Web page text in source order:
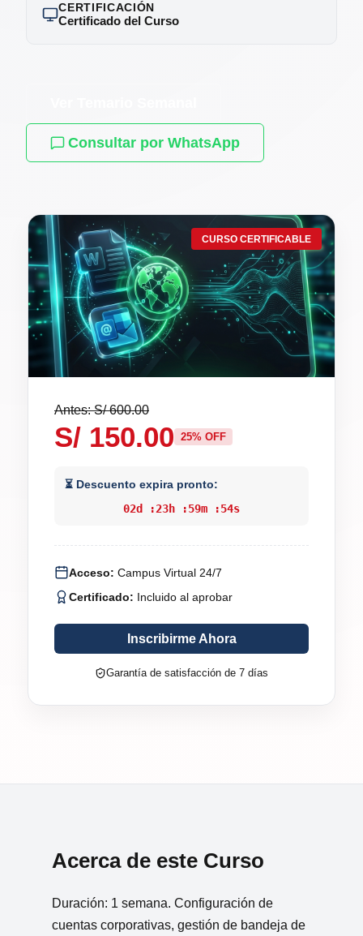
CERTIFICACIÓN
Certificado del Curso
Consultar por WhatsApp
CURSO CERTIFICABLE
Antes: S/ 600.00
S/ 150.00 25% OFF
⏳ Descuento expira pronto:
02d :23h :59m :53s
Acceso: Campus Virtual 24/7
Certificado: Incluido al aprobar
Inscribirme Ahora
Garantía de satisfacción de 7 días
Acerca de este Curso
Duración: 1 semana. Configuración de
cuentas corporativas, gestión de bandeja de